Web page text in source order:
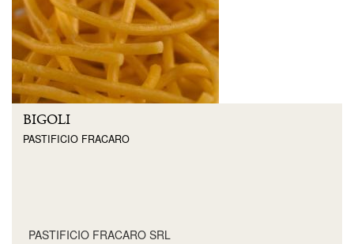
BIGOLI
PASTIFICIO FRACARO
PASTIFICIO FRACARO SRL